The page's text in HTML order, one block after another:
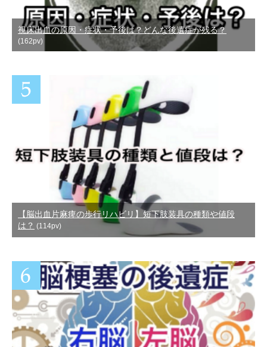
視床出血の原因・症状・予後は？どんな後遺症が残る？
(162pv)
【脳出血片麻痺の歩行リハビリ】短下肢装具の種類や値段
は？ (114pv)